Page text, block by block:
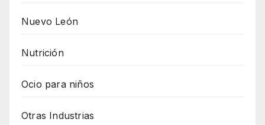
Nuevo León
Nutrición
Ocio para niños
Otras Industrias